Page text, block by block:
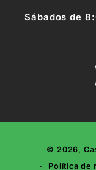
Sábados de
© 2026,
Política de